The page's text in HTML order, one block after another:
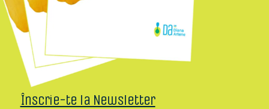
Înscrie-te la Newsletter